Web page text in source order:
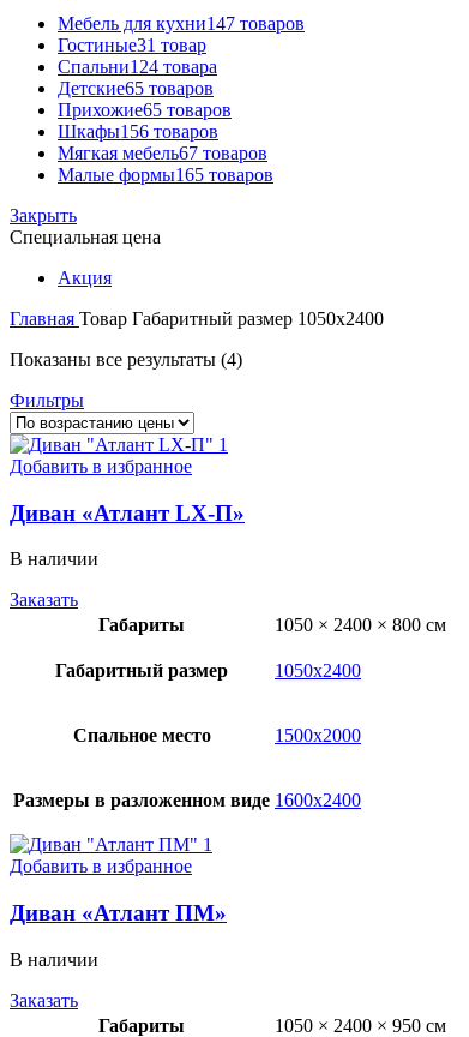
Мебель для кухни147 товаров
Гостиные31 товар
Спальни124 товара
Детские65 товаров
Прихожие65 товаров
Шкафы156 товаров
Мягкая мебель67 товаров
Малые формы165 товаров
Закрыть
Специальная цена
Акция
Главная Товар Габаритный размер 1050х2400
Показаны все результаты (4)Цены:
Фильтры
Добавить в избранное
Диван «Атлант LX-П»
В наличии
Заказать
Габариты
1050 × 2400 × 800 см
Габаритный размер 1050х2400
Спальное место 1500х2000
Размеры в разложенном виде 1600х2400
Добавить в избранное
Диван «Атлант ПМ»
В наличии
Заказать
Габариты
1050 × 2400 × 950 см